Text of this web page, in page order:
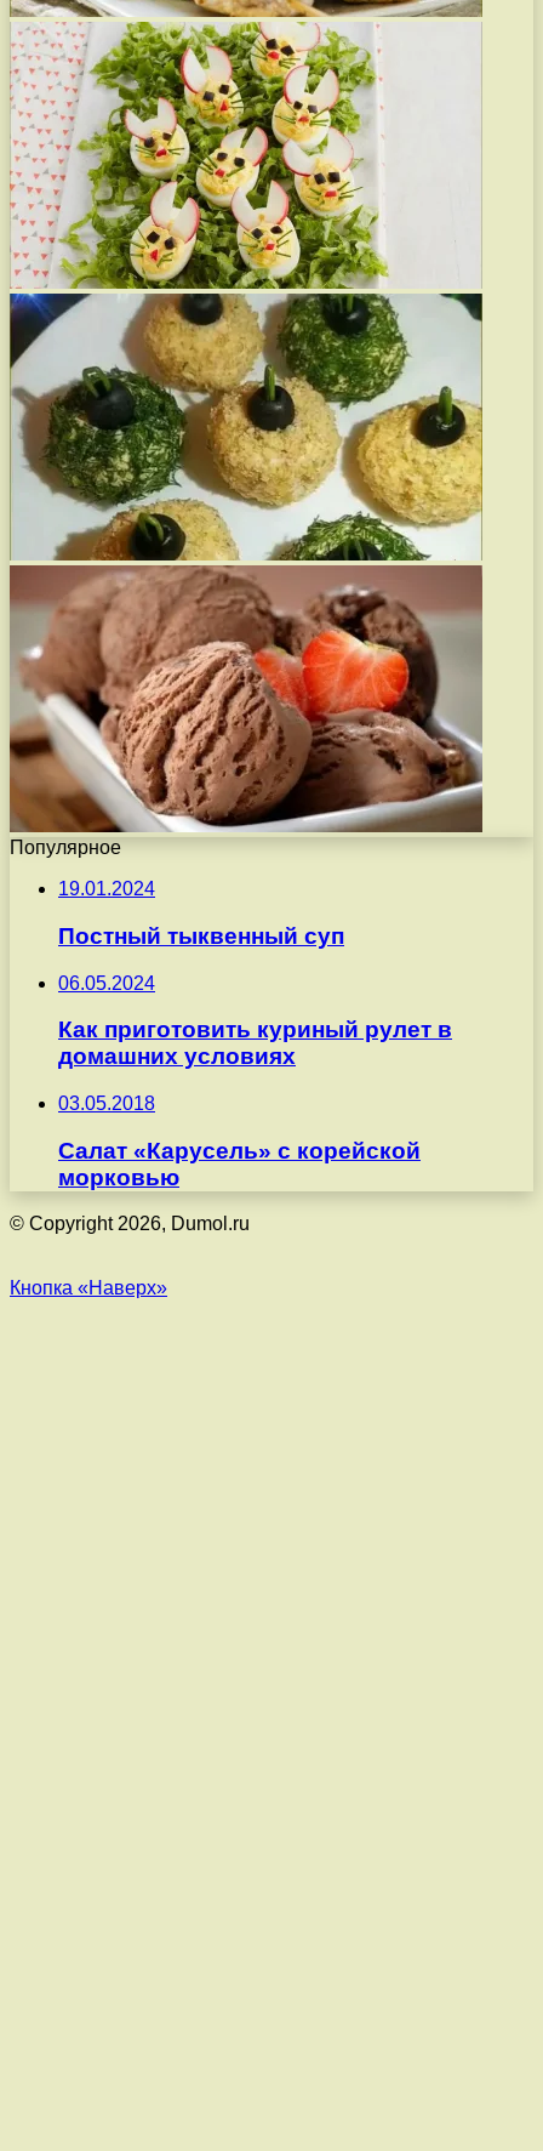
Популярное
19.01.2024
Постный тыквенный суп
06.05.2024
Как приготовить куриный рулет в
домашних условиях
03.05.2018
Салат «Карусель» с корейской
морковью
© Copyright 2026, Dumol.ru
Кнопка «Наверх»